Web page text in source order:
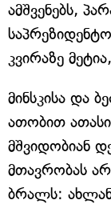
ამშვენებს,
საპრეზიდენტო
კვირაზე
მინსკისა და
ათობით
მშვიდობიან
მთავრობას
ბრალს: